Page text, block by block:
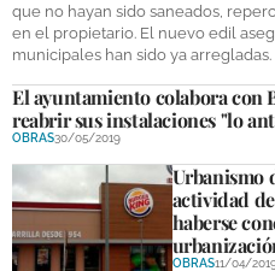
que no hayan sido saneados,
en el propietario. El nuevo edil
municipales han sido ya arregladas.
El ayuntamiento colabora con
reabrir sus instalaciones "lo
OBRAS30/05/2019
Urbanismo
actividad
haberse
OBRAS11/04/